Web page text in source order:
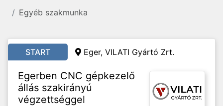
Egyéb szakmunka
START Eger, VILATI Gyártó Zrt.
Egerben CNC gépkezelő
állás szakirányú
végzettséggel